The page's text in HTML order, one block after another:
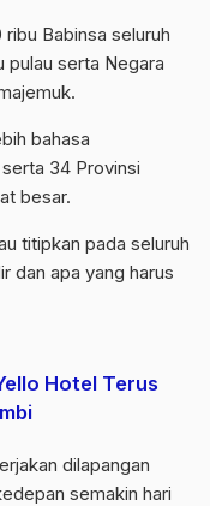
Babinsa seluruh
pulau serta Negara
bahasa
34 Provinsi
besar.
titipkan pada seluruh
dan apa yang harus
Hotel Terus
dilapangan
semakin hari